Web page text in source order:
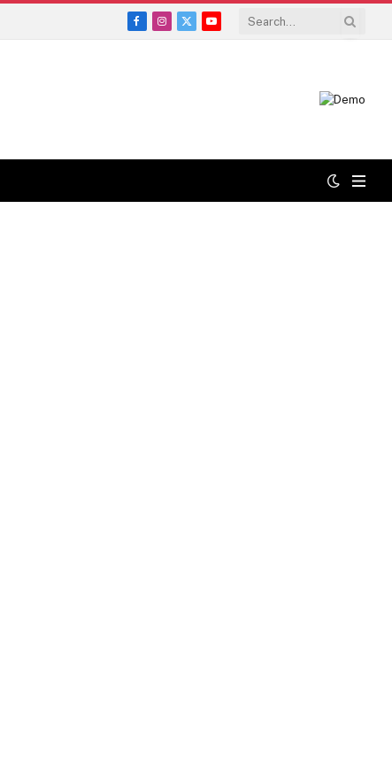
Facebook
Instagram
X
YouTube